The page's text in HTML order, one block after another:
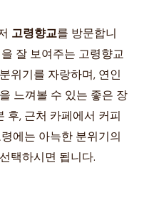
고령향교를 방문합니
잘 보여주는 고령향교
위기를 자랑하며, 연인
느껴볼 수 있는 좋은 장
후, 근처 카페에서 커피
에는 아늑한 분위기의
택하시면 됩니다.